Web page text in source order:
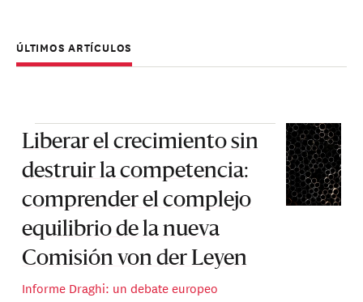
ÚLTIMOS ARTÍCULOS
Liberar el crecimiento sin
destruir la competencia:
comprender el complejo
equilibrio de la nueva
Comisión von der Leyen
Informe Draghi: un debate europeo